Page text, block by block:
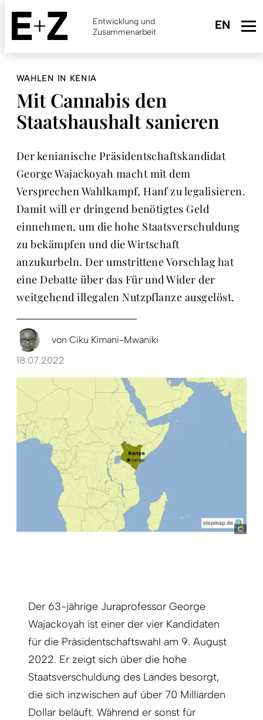
Skip
main
content
Entwicklung und
Zusammenarbeit
WAHLEN IN KENIA
Mit Cannabis den
Staatshaushalt sanieren
Der kenianische Präsidentschaftskandidat
George Wajackoyah macht mit dem
Versprechen Wahlkampf, Hanf zu legalisieren.
Damit will er dringend benötigtes Geld
einnehmen, um die hohe Staatsverschuldung
zu bekämpfen und die Wirtschaft
anzukurbeln. Der umstrittene Vorschlag hat
eine Debatte über das Für und Wider der
weitgehend illegalen Nutzpflanze ausgelöst.
von Ciku Kimani-Mwaniki
18.07.2022
Der 63-jährige Juraprofessor George
Wajackoyah ist einer der vier Kandidaten
für die Präsidentschaftswahl am 9. August
2022. Er zeigt sich über die hohe
Staatsverschuldung des Landes besorgt,
die sich inzwischen auf über 70 Milliarden
Dollar beläuft. Während er sonst für